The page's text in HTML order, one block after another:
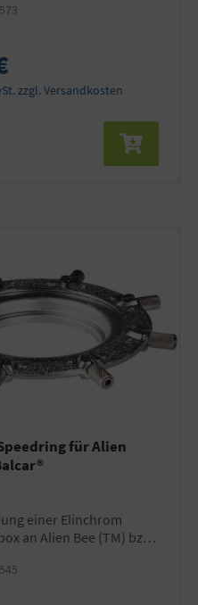
zzgl. Versandkosten
für Alien
an Alien Bee (TM) bzw.